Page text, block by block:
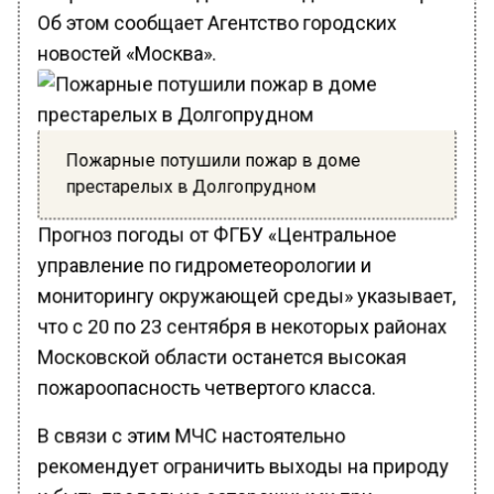
Об этом сообщает Агентство городских
новостей «Москва».
Пожарные потушили пожар в доме
престарелых в Долгопрудном
Прогноз погоды от ФГБУ «Центральное
управление по гидрометеорологии и
мониторингу окружающей среды» указывает,
что с 20 по 23 сентября в некоторых районах
Московской области останется высокая
пожароопасность четвертого класса.
В связи с этим МЧС настоятельно
рекомендует ограничить выходы на природу